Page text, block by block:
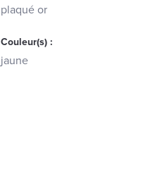
plaqué or
Couleur(s) :
jaune